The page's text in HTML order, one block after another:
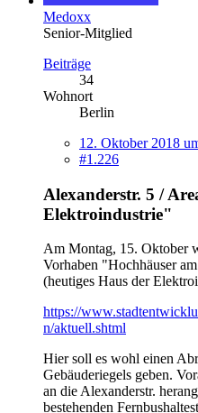
Medoxx
Senior-Mitglied
Beiträge
34
Wohnort
Berlin
12. Oktober 2018
#1.226
Alexanderstr. 5 /
Elektroindustrie"
Am Montag, 15. Oktober
Vorhaben "Hochhäuser
(heutiges Haus der
https://
n/aktuell.shtml
Hier soll es wohl einen
Gebäuderiegels geben.
an die Alexanderstr.
bestehenden